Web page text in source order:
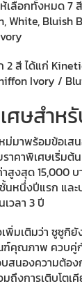
เลือกทั้งหมด 7
White, Bluish
2 สี ได้แก่
Ivory /
ศษสำห
ม่มาพร้อมข้อเส
าคาพิเศษเริ่มต้
งสุด 15,000 บ
นหนึ่งปีแรก และ
วลา 3 ปี
เพิ่มเติมว่า ซูซู
คุณภาพ ควบคู่
สนองความต้อ
มถึงการเติบโตเ